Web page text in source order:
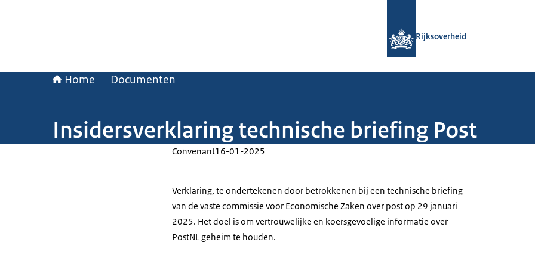
Rijksoverheid
Home Documenten
Insidersverklaring technische briefing Post
Convenant16-01-2025
Verklaring, te ondertekenen door betrokkenen bij een technische briefing
van de vaste commissie voor Economische Zaken over post op 29 januari
2025. Het doel is om vertrouwelijke en koersgevoelige informatie over
PostNL geheim te houden.